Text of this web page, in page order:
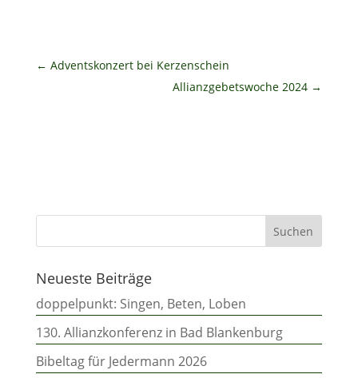
← Adventskonzert bei Kerzenschein
Allianzgebetswoche 2024 →
Neueste Beiträge
doppelpunkt: Singen, Beten, Loben
130. Allianzkonferenz in Bad Blankenburg
Bibeltag für Jedermann 2026